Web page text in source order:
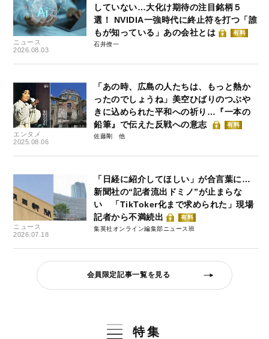
ニュース
2026.08.03
していない…大化け期待の注目銘柄５
選！ NVIDIA一強時代に終止符を打つ「誰
もが知っている」あの会社とは
有料
石井僚一
エンタメ
2025.08.06
「あの時、広島の人たちは、もっと熱か
ったのでしょうね」美空ひばりのつぶや
きに込められた平和への祈り…『一本の
鉛筆』で伝えた反戦への意志
有料
佐藤剛
ニュース
2026.07.18
「日経に紹介してほしい」が合言葉に…
新聞社の“記者流出ドミノ”が止まらな
い 「TikToker化まで求められた」現場
記者から不満続出
有料
集英社オンライン編集部ニュース班
会員限定記事一覧を見る
特集